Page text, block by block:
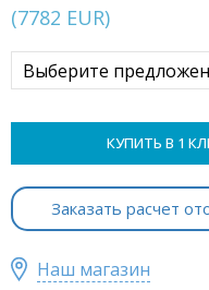
(7782 EUR)
Выберите
КУПИТЬ В 1
Заказать расчет
Наш магазин